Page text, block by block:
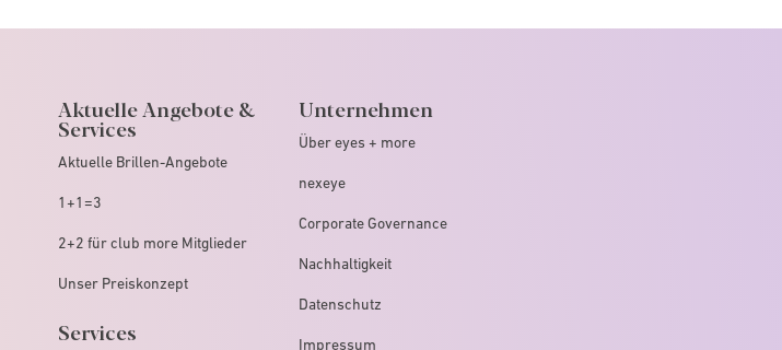
Aktuelle Angebote &
Services
Aktuelle Brillen-Angebote
1+1=3
2+2 für club more Mitglieder
Unser Preiskonzept
Services
Unternehmen
Über eyes + more
nexeye
Corporate Governance
Nachhaltigkeit
Datenschutz
Impressum